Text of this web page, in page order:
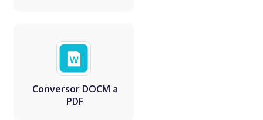
Conversor DOCM a
PDF